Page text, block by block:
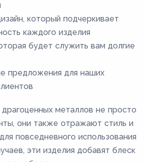
который подчеркивает
каждого изделия
будет служить вам долгие
предложения для наших
металлов не просто
они также отражают стиль и
повседневного использования
эти изделия добавят блеск